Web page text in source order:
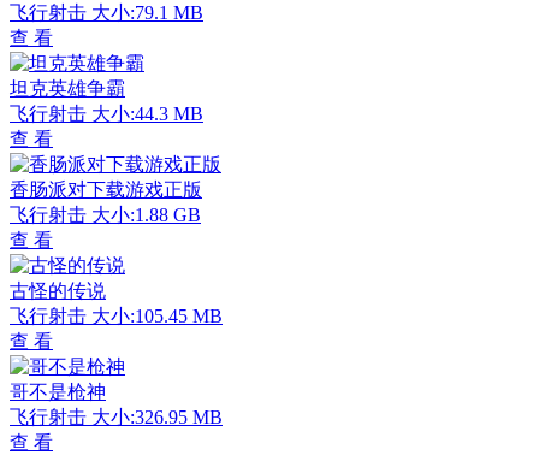
飞行射击 大小:79.1 MB
查 看
坦克英雄争霸
飞行射击 大小:44.3 MB
查 看
香肠派对下载游戏正版
飞行射击 大小:1.88 GB
查 看
古怪的传说
飞行射击 大小:105.45 MB
查 看
哥不是枪神
飞行射击 大小:326.95 MB
查 看